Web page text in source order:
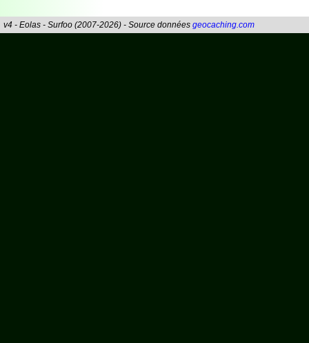
v4 - Eolas - Surfoo (2007-2026) - Source données geocaching.com